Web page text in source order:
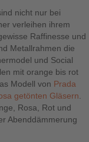
nicht nur bei
verleihen ihrem
Raffinesse und
Metallrahmen die
und Social
mit orange bis rot
Modell von Prada
getönten Gläsern
Rosa, Rot und
Abenddämmerung